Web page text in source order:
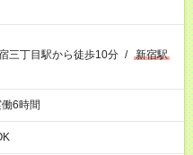
三丁目駅から徒歩10分 / 新宿駅
6時間